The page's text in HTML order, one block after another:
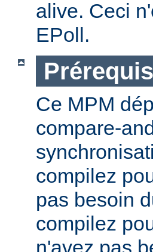
alive. Ceci
EPoll.
Prérequis
Ce MPM
compare-
compilez
pas besoin
compilez
n'avez pas